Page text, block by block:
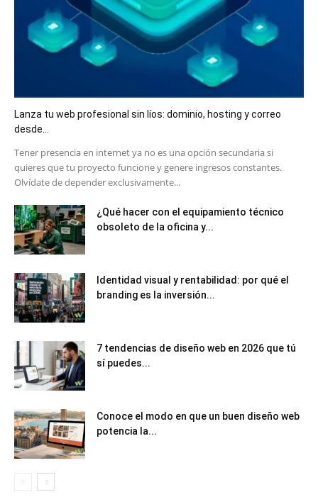
Lanza tu web profesional sin líos: dominio, hosting y correo
desde...
​Tener presencia en internet ya no es una opción secundaria si
quieres que tu proyecto funcione y genere ingresos constantes.
Olvídate de depender exclusivamente...
¿Qué hacer con el equipamiento técnico
obsoleto de la oficina y...
Identidad visual y rentabilidad: por qué el
branding es la inversión...
7 tendencias de diseño web en 2026 que tú
sí puedes...
Conoce el modo en que un buen diseño web
potencia la...